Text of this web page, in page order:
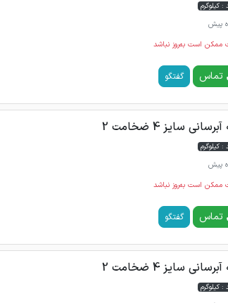
: کیلوگرم
ممکن است به‌روز نباشد
تماس گفتگو
سایز 4 ضخامت 2
: کیلوگرم
ممکن است به‌روز نباشد
تماس گفتگو
سایز 4 ضخامت 2
: کیلوگرم